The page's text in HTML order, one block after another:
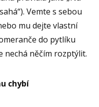
Vemte s sebou
mu dejte vlastní
do pytlíku
nechá něčím rozptýlit.
chybí